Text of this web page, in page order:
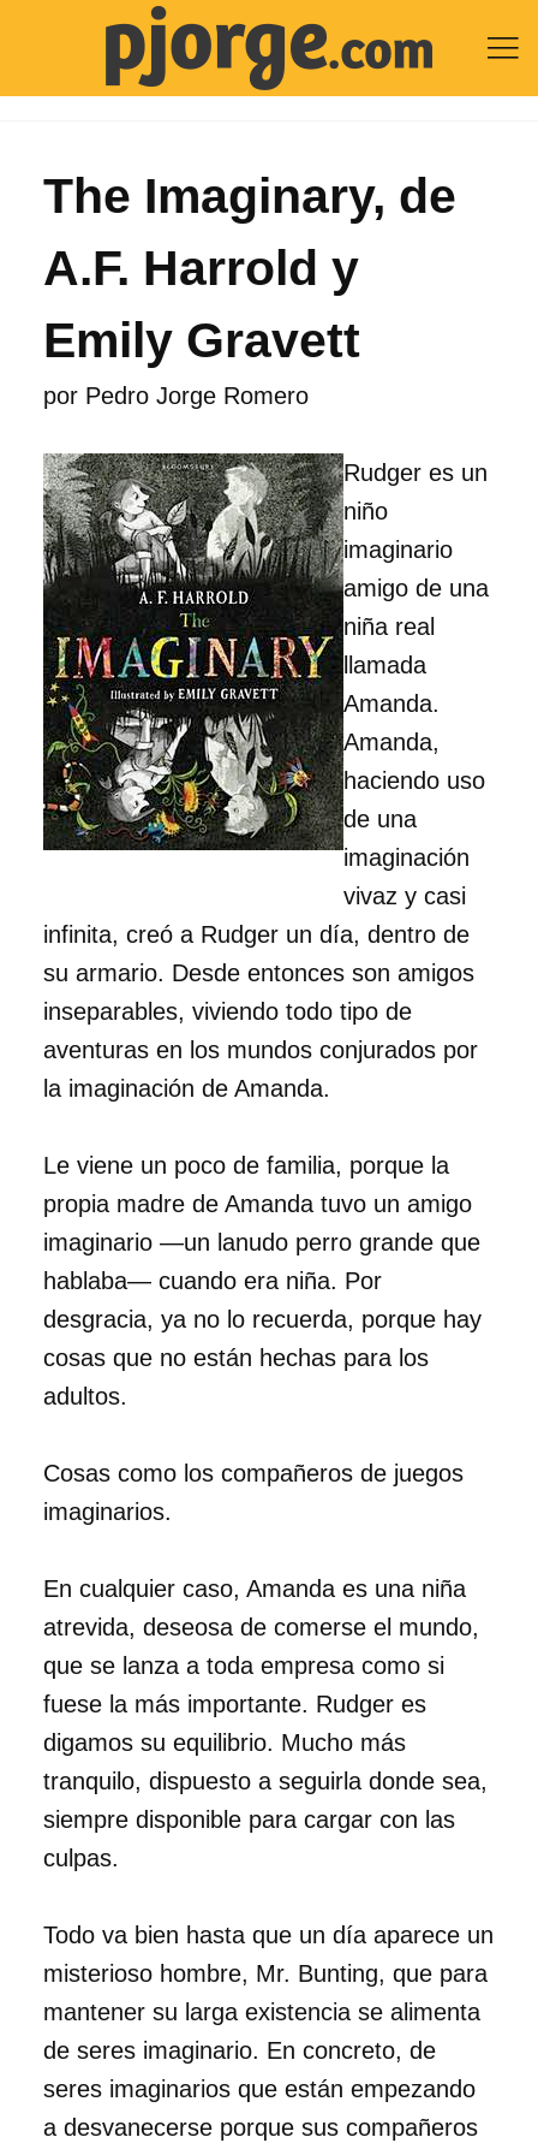

The Imaginary, de
A.F. Harrold y
Emily Gravett
por Pedro Jorge Romero
Rudger es un
niño
imaginario
amigo de una
niña real
llamada
Amanda.
Amanda,
haciendo uso
de una
imaginación
vivaz y casi
infinita, creó a Rudger un día, dentro de
su armario. Desde entonces son amigos
inseparables, viviendo todo tipo de
aventuras en los mundos conjurados por
la imaginación de Amanda.
Le viene un poco de familia, porque la
propia madre de Amanda tuvo un amigo
imaginario —un lanudo perro grande que
hablaba— cuando era niña. Por
desgracia, ya no lo recuerda, porque hay
cosas que no están hechas para los
adultos.
Cosas como los compañeros de juegos
imaginarios.
En cualquier caso, Amanda es una niña
atrevida, deseosa de comerse el mundo,
que se lanza a toda empresa como si
fuese la más importante. Rudger es
digamos su equilibrio. Mucho más
tranquilo, dispuesto a seguirla donde sea,
siempre disponible para cargar con las
culpas.
Todo va bien hasta que un día aparece un
misterioso hombre, Mr. Bunting, que para
mantener su larga existencia se alimenta
de seres imaginario. En concreto, de
seres imaginarios que están empezando
a desvanecerse porque sus compañeros